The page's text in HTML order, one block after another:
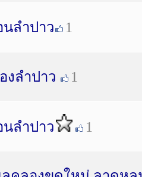
นลำปาว 1
งลำปาว 1
นลำปาว 1